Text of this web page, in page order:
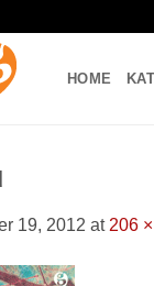
HOME
19, 2012 at 206